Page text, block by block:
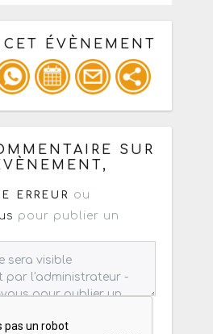
CET ÉVÈNEMENT
ci-dessous pour un
/ réseau social
SUR
ERREUR
ou
pour publier un